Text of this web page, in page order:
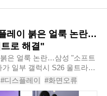
레이 붉은 얼룩 논란…
로 해결"
은 얼룩 논란…삼성 "소프트
어 결함이 아닌 소프트웨어
을..
#디스플레이 #화면오류
스 #화면보정